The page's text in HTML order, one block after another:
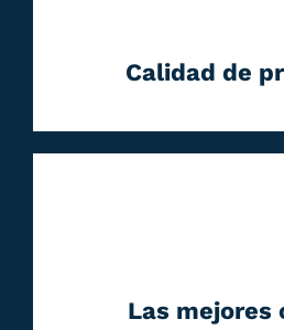
Calidad de
Las mejores